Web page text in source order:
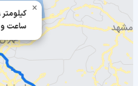
1659 کیلومتر
19 ساعت و 15 دقیقه
×